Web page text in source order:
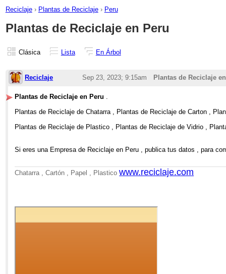
Reciclaje › Plantas de Reciclaje › Peru
Plantas de Reciclaje en Peru
Clásica Lista En Árbol
Reciclaje Sep 23, 2023; 9:15am Plantas de Reciclaje
Plantas de Reciclaje en Peru
Plantas de Reciclaje de Chatarra , Plantas de Reciclaje de Carton ,
Plantas de Reciclaje de Plastico , Plantas de Reciclaje de Vidrio ,
Si eres una Empresa de Reciclaje en Peru , publica tus datos , para
Chatarra , Cartón , Papel , Plasticowww.reciclaje.com